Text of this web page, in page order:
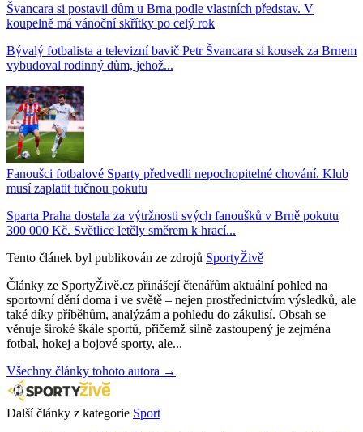
Švancara si postavil dům u Brna podle vlastních představ. V
koupelně má vánoční skřítky po celý rok
Bývalý fotbalista a televizní bavič Petr Švancara si kousek za Brnem
vybudoval rodinný dům, jehož...
Fanoušci fotbalové Sparty předvedli nepochopitelné chování. Klub
musí zaplatit tučnou pokutu
Sparta Praha dostala za výtržnosti svých fanoušků v Brně pokutu
300 000 Kč. Světlice letěly směrem k hrací...
Tento článek byl publikován ze zdrojů SportyŽivě
Články ze SportyŽivě.cz přinášejí čtenářům aktuální pohled na
sportovní dění doma i ve světě – nejen prostřednictvím výsledků, ale
také díky příběhům, analýzám a pohledu do zákulisí. Obsah se
věnuje široké škále sportů, přičemž silně zastoupený je zejména
fotbal, hokej a bojové sporty, ale...
Všechny články tohoto autora →
Další články z kategorie Sport